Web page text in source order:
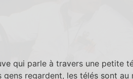
qui parle à travers une petite
gens regardent, les télés sont au